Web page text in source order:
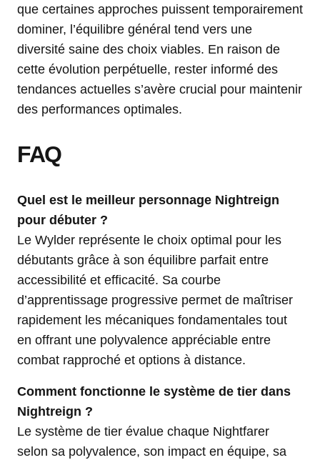
que certaines approches puissent temporairement
dominer, l’équilibre général tend vers une
diversité saine des choix viables. En raison de
cette évolution perpétuelle, rester informé des
tendances actuelles s’avère crucial pour maintenir
des performances optimales.
FAQ
Quel est le meilleur personnage Nightreign
pour débuter ?
Le Wylder représente le choix optimal pour les
débutants grâce à son équilibre parfait entre
accessibilité et efficacité. Sa courbe
d’apprentissage progressive permet de maîtriser
rapidement les mécaniques fondamentales tout
en offrant une polyvalence appréciable entre
combat rapproché et options à distance.
Comment fonctionne le système de tier dans
Nightreign ?
Le système de tier évalue chaque Nightfarer
selon sa polyvalence, son impact en équipe, sa